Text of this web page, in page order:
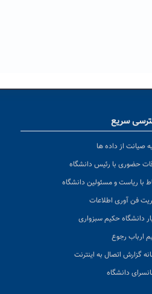
سریع
صیانت از داده ها
حضوری با رئیس دانشگاه
با ریاست و مسئولین دانشگاه
فن آوری اطلاعات
دانشگاه حکیم سبزواری
ارباب رجوع
گزارش اتصال به اینترنت
دانشگاه